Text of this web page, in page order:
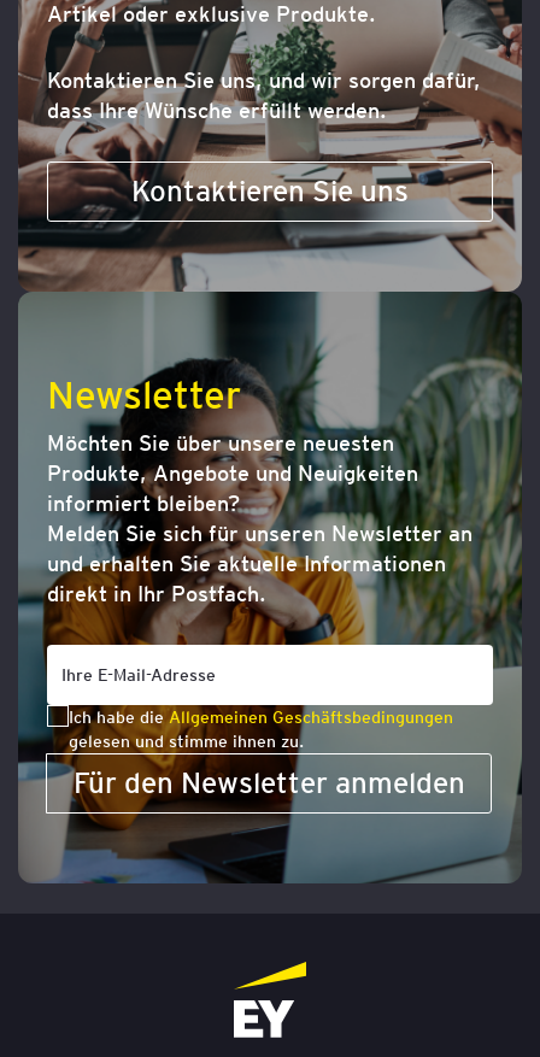
Artikel oder exklusive Produkte.
Kontaktieren Sie uns, und wir sorgen dafür,
dass Ihre Wünsche erfüllt werden.
Kontaktieren Sie uns
Newsletter
Möchten Sie über unsere neuesten
Produkte, Angebote und Neuigkeiten
informiert bleiben?
Melden Sie sich für unseren Newsletter an
und erhalten Sie aktuelle Informationen
direkt in Ihr Postfach.
Ich habe dieAllgemeinen Geschäftsbedingungen
gelesen und stimme ihnen zu.
Für den Newsletter anmelden